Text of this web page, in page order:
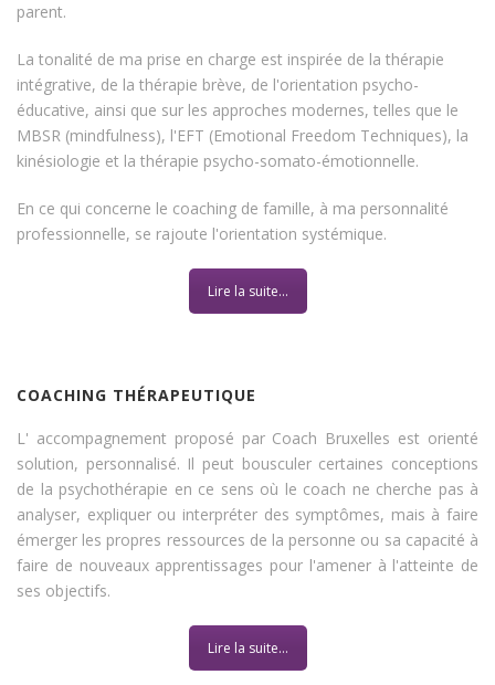
parent.
La tonalité de ma prise en charge est inspirée de la thérapie
intégrative, de la thérapie brève, de l'orientation psycho-
éducative, ainsi que sur les approches modernes, telles que le
MBSR (mindfulness), l'EFT (Emotional Freedom Techniques), la
kinésiologie et la thérapie psycho-somato-émotionnelle.
En ce qui concerne le coaching de famille, à ma personnalité
professionnelle, se rajoute l'orientation systémique.
Lire la suite...
COACHING THÉRAPEUTIQUE
L' accompagnement proposé par Coach Bruxelles est orienté
solution, personnalisé. Il peut bousculer certaines conceptions
de la psychothérapie en ce sens où le coach ne cherche pas à
analyser, expliquer ou interpréter des symptômes, mais à faire
émerger les propres ressources de la personne ou sa capacité à
faire de nouveaux apprentissages pour l'amener à l'atteinte de
ses objectifs.
Lire la suite...